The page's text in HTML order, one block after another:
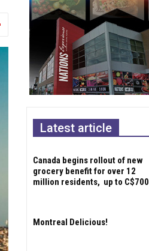
Latest article
Canada begins rollout of new
grocery benefit for over 12
million residents, up to C$700
Montreal Delicious!